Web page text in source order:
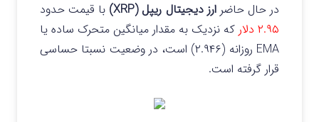
در حال حاضرارز دیجیتال ریپل (XRP)
با قیمت حدود
۲.۹۵ دلار
که نزدیک به مقدار میانگین متحرک ساده یا
EMA روزانه (۲.۹۴۶) است، در وضعیت نسبتا حساسی
قرار گرفته است.